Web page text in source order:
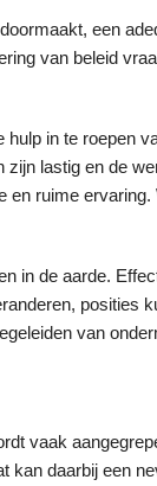
een
van beleid
in te roepen
lastig en de
ruime ervaring.
in de aarde.
posities
van
vaak
daarbij een